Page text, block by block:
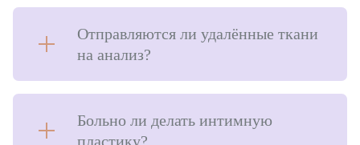
Отправляются ли удалённые ткани
на анализ?
Больно ли делать интимную
пластику?